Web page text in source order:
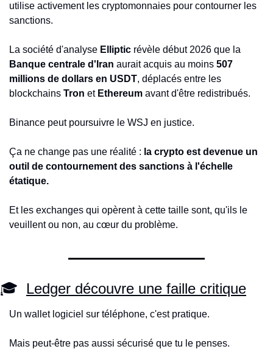
utilise activement les cryptomonnaies pour contourner les
sanctions.
La société d'analyse Elliptic
Banque centrale d'Iran aurait acquis au moins 507
millions de dollars en USDT, déplacés entre les
blockchains Tron et Ethereum avant d'être redistribués.
Binance peut poursuivre le WSJ en justice.
Ça ne change pas une réalité : la crypto est devenue un
outil de contournement des sanctions à l'échelle
étatique.
Et les exchanges qui opèrent à cette taille sont, qu'ils le
veuillent ou non, au cœur du problème.
🎓 Ledger découvre une faille critique
Un wallet logiciel sur téléphone, c'est pratique.
Mais peut-être pas aussi sécurisé que tu le penses.